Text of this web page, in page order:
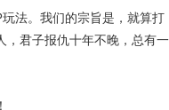
法。我们的宗旨是，就算打
，君子报仇十年不晚，总有一